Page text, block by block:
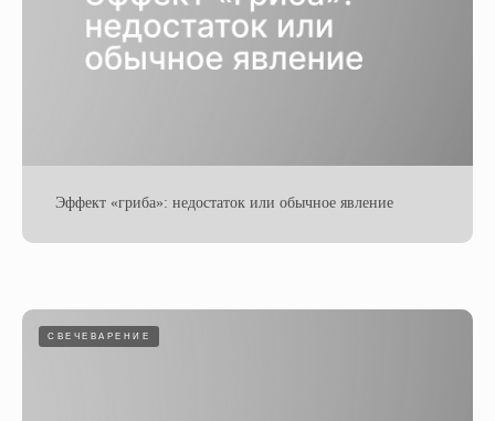
Эффект «гриба»: недостаток или обычное явление
СВЕЧЕВАРЕНИЕ